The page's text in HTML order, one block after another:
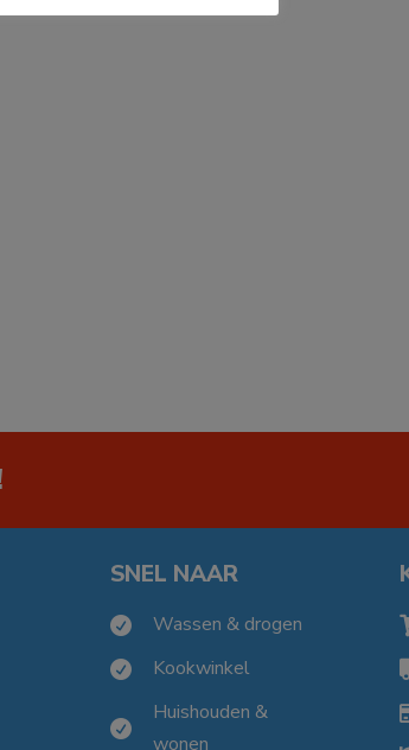
SNEL NAAR
 Wassen & drogen
 Kookwinkel

Huishouden &
wonen